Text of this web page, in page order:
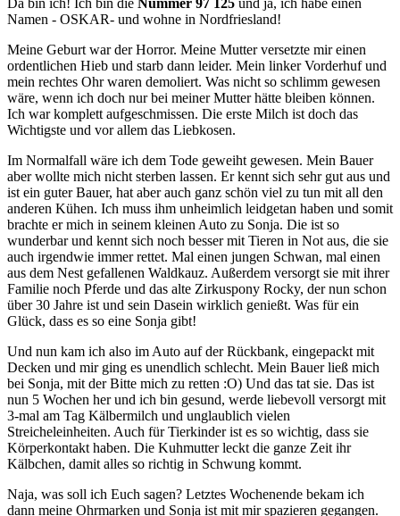
Namen - OSKAR- und wohne in Nordfriesland!
Meine Geburt war der Horror. Meine Mutter versetzte mir einen
ordentlichen Hieb und starb dann leider. Mein linker Vorderhuf und
mein rechtes Ohr waren demoliert. Was nicht so schlimm gewesen
wäre, wenn ich doch nur bei meiner Mutter hätte bleiben können.
Ich war komplett aufgeschmissen. Die erste Milch ist doch das
Wichtigste und vor allem das Liebkosen.
Im Normalfall wäre ich dem Tode geweiht gewesen. Mein Bauer
aber wollte mich nicht sterben lassen. Er kennt sich sehr gut aus und
ist ein guter Bauer, hat aber auch ganz schön viel zu tun mit all den
anderen Kühen. Ich muss ihm unheimlich leidgetan haben und somit
brachte er mich in seinem kleinen Auto zu Sonja. Die ist so
wunderbar und kennt sich noch besser mit Tieren in Not aus, die sie
auch irgendwie immer rettet. Mal einen jungen Schwan, mal einen
aus dem Nest gefallenen Waldkauz. Außerdem versorgt sie mit ihrer
Familie noch Pferde und das alte Zirkuspony Rocky, der nun schon
über 30 Jahre ist und sein Dasein wirklich genießt. Was für ein
Glück, dass es so eine Sonja gibt!
Und nun kam ich also im Auto auf der Rückbank, eingepackt mit
Decken und mir ging es unendlich schlecht. Mein Bauer ließ mich
bei Sonja, mit der Bitte mich zu retten :O) Und das tat sie. Das ist
nun 5 Wochen her und ich bin gesund, werde liebevoll versorgt mit
3-mal am Tag Kälbermilch und unglaublich vielen
Streicheleinheiten. Auch für Tierkinder ist es so wichtig, dass sie
Körperkontakt haben. Die Kuhmutter leckt die ganze Zeit ihr
Kälbchen, damit alles so richtig in Schwung kommt.
Naja, was soll ich Euch sagen? Letztes Wochenende bekam ich
dann meine Ohrmarken und Sonja ist mit mir spazieren gegangen.